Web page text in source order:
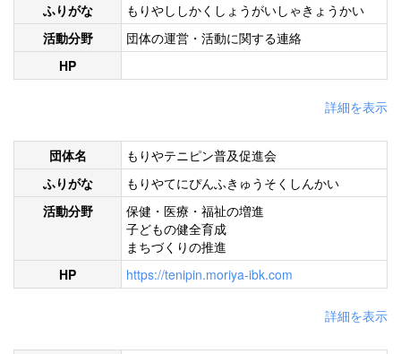
ふりがな
もりやししかくしょうがいしゃきょうかい
活動分野
団体の運営・活動に関する連絡
HP
詳細を表示
団体名
もりやテニピン普及促進会
ふりがな
もりやてにぴんふきゅうそくしんかい
活動分野
保健・医療・福祉の増進
子どもの健全育成
まちづくりの推進
HP
https://tenipin.moriya-ibk.com
詳細を表示